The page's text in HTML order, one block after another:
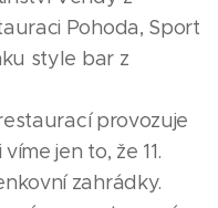
Pohoda, Sport
style bar z
provozuje
jen to, že 11.
zahrádky.